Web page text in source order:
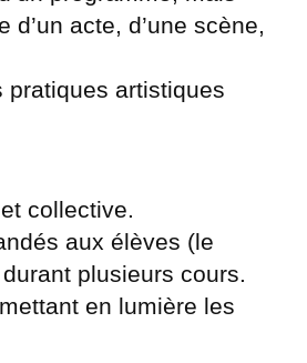
acte, d’une scène,
pratiques artistiques
collective.
aux élèves (le
plusieurs cours.
en lumière les